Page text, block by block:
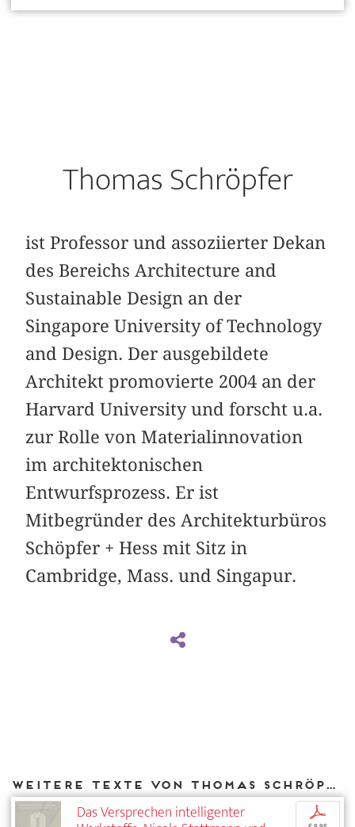
Thomas Schröpfer
ist Professor und assoziierter Dekan
des Bereichs Architecture and
Sustainable Design an der
Singapore University of Technology
and Design. Der ausgebildete
Architekt promovierte 2004 an der
Harvard University und forscht u.a.
zur Rolle von Materialinnovation
im architektonischen
Entwurfsprozess. Er ist
Mitbegründer des Architekturbüros
Schöpfer + Hess mit Sitz in
Cambridge, Mass. und Singapur.
Weitere Texte von Thomas Schröpfer bei DIAPHANES
Das Versprechen intelligenter p